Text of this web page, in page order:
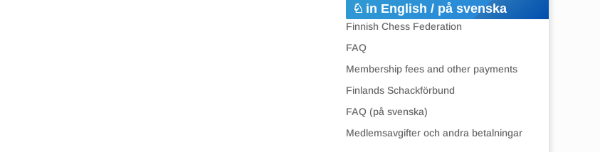
in English / på svenska
Finnish Chess Federation
FAQ
Membership fees and other payments
Finlands Schackförbund
FAQ (på svenska)
Medlemsavgifter och andra betalningar